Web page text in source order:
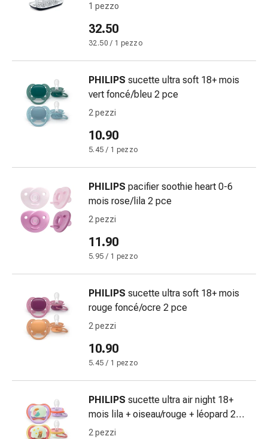
Materiali
medicazione
scottature
cambio
della
medicazione
Medicazioni
adesive
Trattamento
delle
ferite
Spray
per
Strisce
adesivi
ferite
Unguento
1 pezzo
32.50
32.50 / 1 pezzo
PHILIPS sucette ultra soft 18+ mois
vert foncé/bleu 2 pce
2 pezzi
10.90
5.45 / 1 pezzo
PHILIPS pacifier soothie heart 0-6
mois rose/lila 2 pce
2 pezzi
11.90
5.95 / 1 pezzo
PHILIPS sucette ultra soft 18+ mois
rouge foncé/ocre 2 pce
2 pezzi
10.90
5.45 / 1 pezzo
PHILIPS sucette ultra air night 18+
mois lila + oiseau/rouge + léopard 2
pce
2 pezzi